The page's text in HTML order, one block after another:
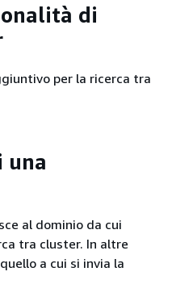
di
per la ricerca tra
una
al dominio da cui
tra cluster. In altre
a cui si invia la